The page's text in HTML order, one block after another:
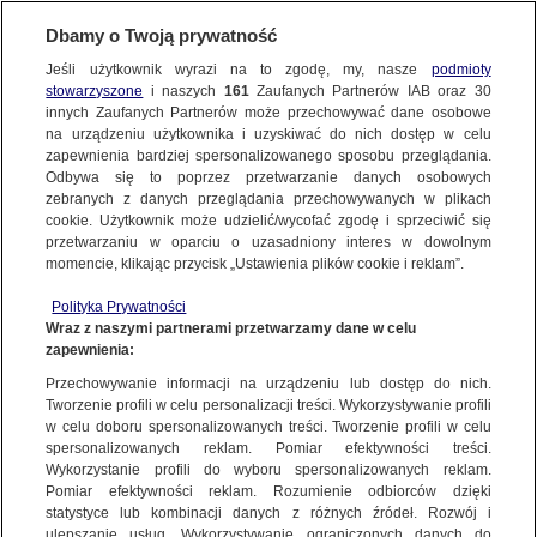
FAKTY | ZOBACZ FAKTY
30.06.2021 | Dwa scenariusze na powrót Donalda Tuska. Rafał
Trzaskowski gotowy do wyborów
NAJNOWSZE
ZOBACZ FAKTY
FAKTY PO FAKTACH
FAKTY O ŚWIECIE
WIĘCEJ
KANAŁY
Dzień dobry!
Jedno konto do wszystkich usług
Dbamy o Twoją prywatność
Jeśli użytkownik wyrazi na to zgodę, my, nasze podmioty
stowarzyszone i naszych 161Zaufanych Partnerów IAB oraz 30
innych Zaufanych Partnerów może przechowywać dane osobowe
na urządzeniu użytkownika i uzyskiwać do nich dostęp w celu
zapewnienia bardziej spersonalizowanego sposobu przeglądania.
Odbywa się to poprzez przetwarzanie danych osobowych
zebranych z danych przeglądania przechowywanych w plikach
cookie. Użytkownik może udzielić/wycofać zgodę i sprzeciwić się
przetwarzaniu w oparciu o uzasadniony interes w dowolnym
momencie, klikając przycisk „Ustawienia plików cookie i reklam”.
Polityka Prywatności
Wraz z naszymi partnerami przetwarzamy dane w celu
zapewnienia:
Przechowywanie informacji na urządzeniu lub dostęp do nich.
Tworzenie profili w celu personalizacji treści. Wykorzystywanie profili
w celu doboru spersonalizowanych treści. Tworzenie profili w celu
spersonalizowanych reklam. Pomiar efektywności treści.
Wykorzystanie profili do wyboru spersonalizowanych reklam.
Pomiar efektywności reklam. Rozumienie odbiorców dzięki
statystyce lub kombinacji danych z różnych źródeł. Rozwój i